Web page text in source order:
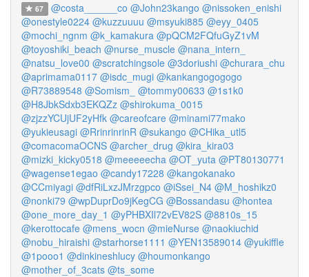
67 @costa______co @John23kango @nissoken_enishi
@onestyle0224 @kuzzuuuu @msyuki885 @eyy_0405
@mochi_ngnm @k_kamakura @pQCM2FQfuGyZ1vM
@toyoshiki_beach @nurse_muscle @nana_intern_
@natsu_love00 @scratchingsole @3doriushi @churara_chu
@aprimama0117 @isdc_mugi @kankangogogogo
@R73889548 @Somism_ @tommy00633 @1s1k0
@H8JbkSdxb3EKQZz @shirokuma_0015
@zjzzYCUjUF2yHfk @careofcare @minami77mako
@yukieusagi @RrinrinrinR @sukango @CHika_utl5
@comacomaOCNS @archer_drug @kira_kira03
@mizki_kicky0518 @meeeeecha @OT_yuta @PT80130771
@wagense1egao @candy17228 @kangokanako
@CCmiyagi @dfRiLxzJMrzgpco @iSsei_N4 @M_hoshikz0
@nonki79 @wpDuprDo9jKegCG @Bossandasu @hontea
@one_more_day_1 @yPHBXIl72vEV82S @8810s_15
@kerottocafe @mens_wocn @mieNurse @naokiuchid
@nobu_hiraishi @starhorse1111 @YEN13589014 @yukiffle
@1pooo1 @dinkineshlucy @houmonkango
@mother_of_3cats @ts_some